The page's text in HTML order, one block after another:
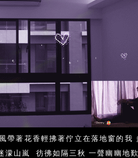
帶著花香輕拂著佇立在落地窗的我
濛山嵐 彷彿如隔三秋 一聲幽幽地